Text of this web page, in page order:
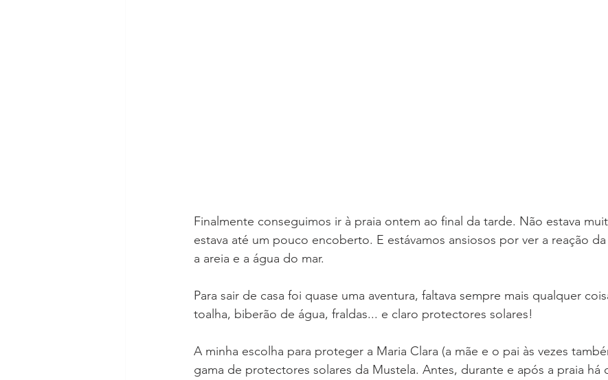
Finalmente conseguimos ir à praia ontem ao final da tarde. Não estava
estava até um pouco encoberto. E estávamos ansiosos por ver a reação
a areia e a água do mar.
Para sair de casa foi quase uma aventura, faltava sempre mais qualquer
toalha, biberão de água, fraldas... e claro protectores solares!
A minha escolha para proteger a Maria Clara (a mãe e o pai às vezes
gama de protectores solares da Mustela. Antes, durante e após a praia